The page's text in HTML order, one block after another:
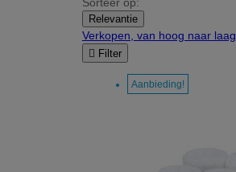
Relevantie
Verkopen, van hoog naar laag
 Filter
Aanbieding!